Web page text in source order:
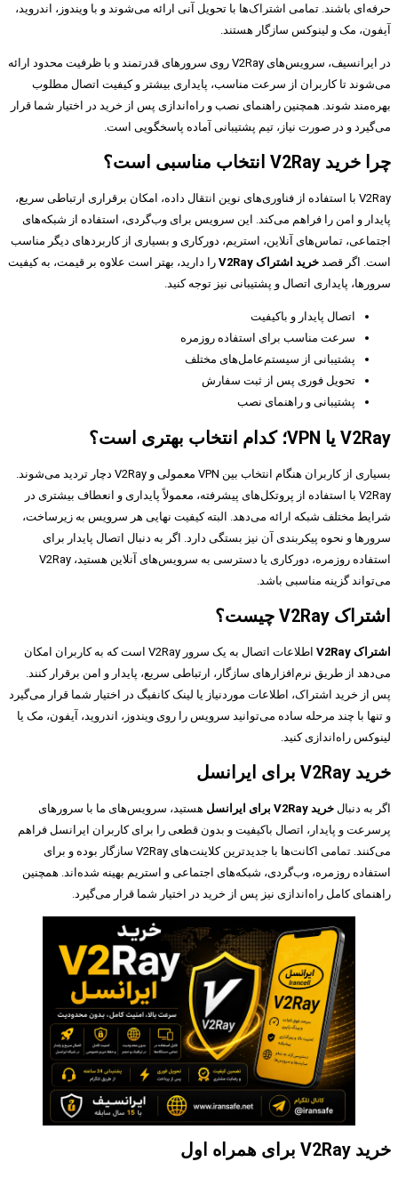
حرفه‌ای باشند. تمامی اشتراک‌ها با تحویل آنی ارائه می‌شوند و با ویندوز، اندروید،
آیفون، مک و لینوکس سازگار هستند.
در ایرانسیف، سرویس‌های V2Ray روی سرورهای قدرتمند و با ظرفیت محدود ارائه
می‌شوند تا کاربران از سرعت مناسب، پایداری بیشتر و کیفیت اتصال مطلوب
بهره‌مند شوند. همچنین راهنمای نصب و راه‌اندازی پس از خرید در اختیار شما قرار
می‌گیرد و در صورت نیاز، تیم پشتیبانی آماده پاسخگویی است.
چرا خرید V2Ray انتخاب مناسبی است؟
V2Ray با استفاده از فناوری‌های نوین انتقال داده، امکان برقراری ارتباطی سریع،
پایدار و امن را فراهم می‌کند. این سرویس برای وب‌گردی، استفاده از شبکه‌های
اجتماعی، تماس‌های آنلاین، استریم، دورکاری و بسیاری از کاربردهای دیگر مناسب
است. اگر قصد خرید اشتراک V2Ray
را دارید، بهتر است علاوه بر قیمت، به کیفیت
سرورها، پایداری اتصال و پشتیبانی نیز توجه کنید.
اتصال پایدار و باکیفیت
سرعت مناسب برای استفاده روزمره
پشتیبانی از سیستم‌عامل‌های مختلف
تحویل فوری پس از ثبت سفارش
پشتیبانی و راهنمای نصب
V2Ray یا VPN؛ کدام انتخاب بهتری است؟
بسیاری از کاربران هنگام انتخاب بین VPN معمولی و V2Ray دچار تردید می‌شوند.
V2Ray با استفاده از پروتکل‌های پیشرفته، معمولاً پایداری و انعطاف بیشتری در
شرایط مختلف شبکه ارائه می‌دهد. البته کیفیت نهایی هر سرویس به زیرساخت،
سرورها و نحوه پیکربندی آن نیز بستگی دارد. اگر به دنبال اتصال پایدار برای
استفاده روزمره، دورکاری یا دسترسی به سرویس‌های آنلاین هستید، V2Ray
می‌تواند گزینه مناسبی باشد.
اشتراک V2Ray چیست؟
اشتراک V2Ray
اطلاعات اتصال به یک سرور V2Ray است که به کاربران امکان
می‌دهد از طریق نرم‌افزارهای سازگار، ارتباطی سریع، پایدار و امن برقرار کنند.
پس از خرید اشتراک، اطلاعات موردنیاز یا لینک کانفیگ در اختیار شما قرار می‌گیرد
و تنها با چند مرحله ساده می‌توانید سرویس را روی ویندوز، اندروید، آیفون، مک یا
لینوکس راه‌اندازی کنید.
خرید V2Ray برای ایرانسل
اگر به دنبال خرید V2Ray برای ایرانسل
هستید، سرویس‌های ما با سرورهای
پرسرعت و پایدار، اتصال باکیفیت و بدون قطعی را برای کاربران ایرانسل فراهم
می‌کنند. تمامی اکانت‌ها با جدیدترین کلاینت‌های V2Ray سازگار بوده و برای
استفاده روزمره، وب‌گردی، شبکه‌های اجتماعی و استریم بهینه شده‌اند. همچنین
راهنمای کامل راه‌اندازی نیز پس از خرید در اختیار شما قرار می‌گیرد.
خرید V2Ray برای همراه اول